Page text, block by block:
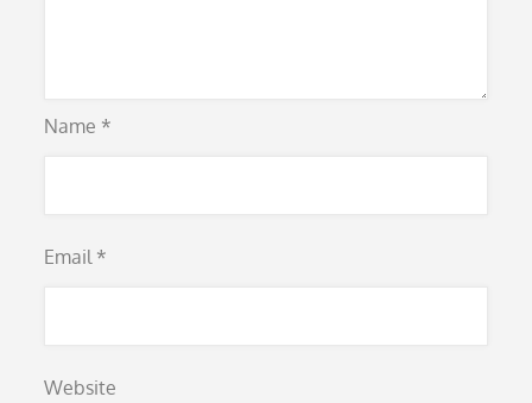
Name *
Email *
Website